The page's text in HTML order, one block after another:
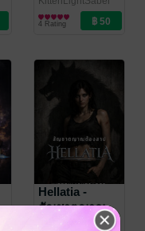
Artemis เทพ
สาวพิชิตเกม)
นิยาย Girl
Love/Yuri
4 Rating
Hellatia -
สัญชาตญาณ
ต้องสาป
KittenLightSaber